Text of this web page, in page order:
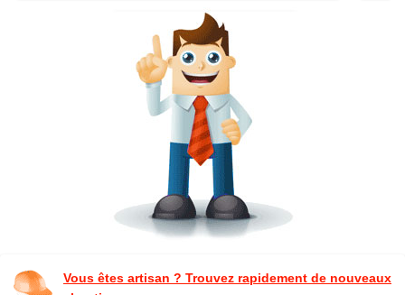
Vous êtes artisan ? Trouvez rapidement de nouveaux